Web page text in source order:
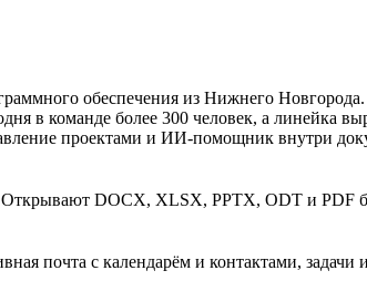
обеспечения из Нижнего
в команде более 300 человек, а линейка
проектами и ИИ-помощник внутри
DOCX, XLSX, PPTX, ODT и PDF
почта с календарём и контактами,